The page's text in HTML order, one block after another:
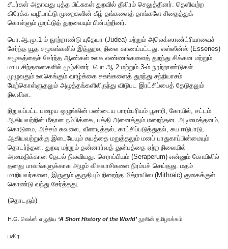
சீடர்கள் அதாவது புத்த பிட்சுகள் துறவில் தீவிரம் செலுத்தினர். தெளிவற்ற
கிரேக்க வழிபாட்டு முறைகளின் கீழ் தங்களைத் தாங்களே சிதைத்துக்
கொள்ளும் முரட்டுத் துறவையும் பின்பற்றினர்.
பொ.ஆ.மு.1-ம் நூற்றாண்டு யுதேயா (Judea) மற்றும் அலெக்ஸாண்ட்ரியாவைச்
சேர்ந்த யூத சமூகங்களில் இத்துறவு நிலை காணப்பட்டது. எஸ்ஸீன்ஸ் (Essenes)
சமூகத்தைச் சேர்ந்த ஆண்கள் உலக எண்ணங்களைத் துறந்து சிக்கன மற்றும்
மாய சிந்தனைகளில் மூழ்கினர். பொ.ஆ.2 மற்றும் 3-ம் நூற்றாண்டுகள்
முழுவதும் உலகெங்கும் வாழ்க்கை சுகங்களைத் துறந்து சந்நியாசம்
மேற்கொள்ளுதலும் அழுத்தங்களிலிருந்து விடுபட இரட்சிப்பைத் தேடுதலும்
நிலவின.
நிறுவப்பட்ட பழைய ஒழுங்கின் பண்டைய பாரம்பரியம் பூசாரி, கோயில், சட்டம்
ஆகியவற்றின் மீதான நம்பிக்கை, பக்தி அனைத்தும் மறைந்தன. அடிமைத்தனம்,
கொடுமை, அச்சம் கவலை, வீணடித்தல், காட்சிப்படுத்துதல், சுய ஈடுபாடு,
ஆகியவற்றுக்கு இடையேயும் சுயத்தை மறுத்தலும் மனப் பாதுகாப்பின்மையும்
தொடர்ந்தன. துறவு மற்றும் தன்னார்வத் துன்பத்தை ஏற்ற நிலையில்
அமைதிக்கான தேடல் நிலவியது. செராப்பியம் (Seraperum) என்னும் கோயிலில்
தனது பாவங்களுக்காக அழும் விசுவாசிகளை நிரம்பச் செய்தது. மதம்
மாறியவர்களை, இருளும் குருதியும் நிறைந்த மித்ராயிஸ (Mithraic) குகைக்குள்
கொண்டு வந்து சேர்த்தது.
(தொடரும்)
H.G. வெல்ஸ் எழுதிய ‘A Short History of the World’நூலின் தமிழாக்கம்.
பகிர: